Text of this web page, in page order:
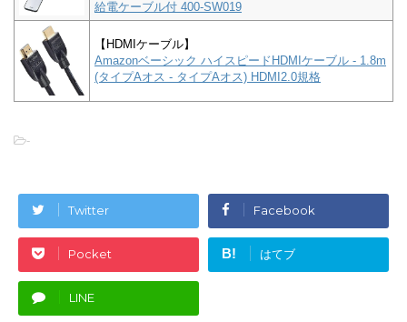
給電ケーブル付 400-SW019
【HDMIケーブル】
Amazonベーシック ハイスピードHDMIケーブル - 1.8m
(タイプAオス - タイプAオス) HDMI2.0規格
-
Twitter Facebook
Pocket B! はてブ
LINE